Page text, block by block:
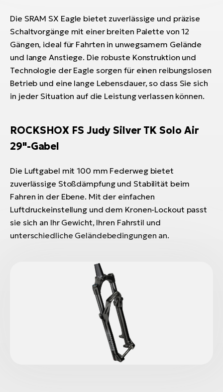
Die SRAM SX Eagle bietet zuverlässige und präzise
Schaltvorgänge mit einer breiten Palette von 12
Gängen, ideal für Fahrten in unwegsamem Gelände
und lange Anstiege. Die robuste Konstruktion und
Technologie der Eagle sorgen für einen reibungslosen
Betrieb und eine lange Lebensdauer, so dass Sie sich
in jeder Situation auf die Leistung verlassen können.
ROCKSHOX FS Judy Silver TK Solo Air
29"-Gabel
Die Luftgabel mit 100 mm Federweg bietet
zuverlässige Stoßdämpfung und Stabilität beim
Fahren in der Ebene. Mit der einfachen
Luftdruckeinstellung und dem Kronen-Lockout passt
sie sich an Ihr Gewicht, Ihren Fahrstil und
unterschiedliche Geländebedingungen an.